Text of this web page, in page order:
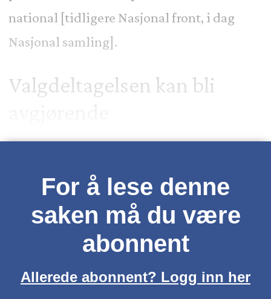
national [tidligere Nasjonal front, i dag
Nasjonal samling].
Valgdeltagelsen kan bli
For å lese denne
saken må du være
abonnent
Allerede abonnent? Logg inn her